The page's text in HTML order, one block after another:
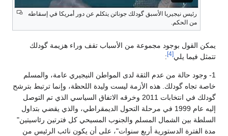
رئيس نيجيريا الأسبق گودلك جوناثن يتكلم عن دور أمريكا في إسقاطه
من الحكم.
يمكن القول بوجود مجموعة من الأسباب تقف وراء هزيمة گودلك
تتمثل فيما يلي[4]
:
1- وجود حالة من عدم الثقة لدى المواطن النيجيري عامة، والمسلم
خاصة تجاه گودلك. هذه الأزمة ليست وليدة اللحظة، وإنما ترتبط بترشح
گودلك في انتخابات 2011 وخرقه الاتفاق السياسي الذي تم التوصل
إليه عام 1999 في مرحلة التحول الديمقراطي، والذي يقضي بتداول
السلطة بين الشمال المسلم والجنوب المسيحي كل فترتين رئاسيتين"
مدة الفترة الدستورية أربع سنوات"، على أن يكون نائب الرئيس من